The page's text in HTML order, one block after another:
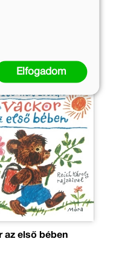
az első bében
Elfogadom